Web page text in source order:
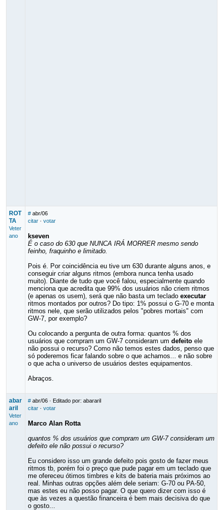
ROT
TA
Veter
ano
# abr/06
citar· votar
kseven
É o caso do 630 que NUNCA IRÁ MORRER mesmo sendo
feinho, fraquinho e limitado.
Pois é. Por coincidência eu tive um 630 durante alguns anos, e
conseguir criar alguns ritmos (embora nunca tenha usado
muito). Diante de tudo que você falou, especialmente quando
menciona que acredita que 99% dos usuários não criem ritmos
(e apenas os usem), será que não basta um teclado executar
ritmos montados por outros? Do tipo: 1% possui o G-70 e monta
ritmos nele, que serão utilizados pelos "pobres mortais" com
GW-7, por exemplo?
Ou colocando a pergunta de outra forma: quantos % dos
usuários que compram um GW-7 consideram um defeitoele
não possui o recurso? Como não temos estes dados, penso que
só poderemos ficar falando sobre o que achamos... e não sobre
o que acha o universo de usuários destes equipamentos.
Abraços.
abar
aril
Veter
ano
# abr/06· Editado por: abararil
citar· votar
Marco Alan Rotta
quantos % dos usuários que compram um GW-7 consideram um
defeito ele não possui o recurso?
Eu considero isso um grande defeito pois gosto de fazer meus
ritmos tb, porém foi o preço que pude pagar em um teclado que
me ofereceu ótimos timbres e kits de bateria mais próximos ao
real. Minhas outras opções além dele seriam: G-70 ou PA-50,
mas estes eu não posso pagar. O que quero dizer com isso é
que às vezes a questão financeira é bem mais decisiva do que
o gosto...